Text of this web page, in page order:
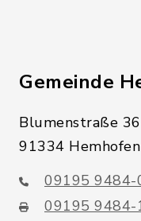
Gemeinde
Blumenstraße 36
91334 Hemhofen
09195 9484-
09195 9484-